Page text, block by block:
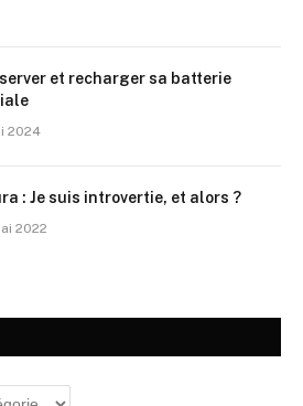
et recharger sa batterie
2024
: Je suis introvertie, et alors ?
2022